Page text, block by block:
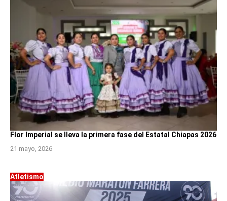
Flor Imperial se lleva la primera fase del Estatal Chiapas 2026
21 mayo, 2026
Atletismo